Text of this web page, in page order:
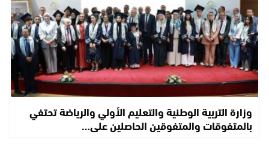
وزارة التربية الوطنية والتعليم الأولي والرياضة تحتفي
بالمتفوقات والمتفوقين الحاصلين على…